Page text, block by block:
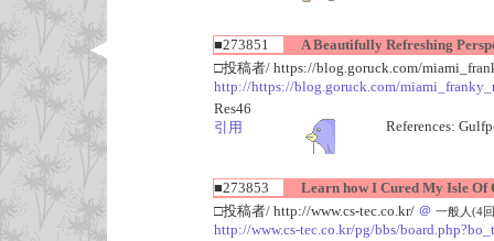
■273851
A Beautifully Refreshing
□投稿者/ https://blog.goruck.com/
http://https://blog.goruck.com/
Res46
引用
References:
■273853
Learn how I Cured My Isle Of
□投稿者/ http://www.cs-tec.co.kr/ ＠ 一般人(4
http://www.cs-tec.co.kr/pg/bbs/